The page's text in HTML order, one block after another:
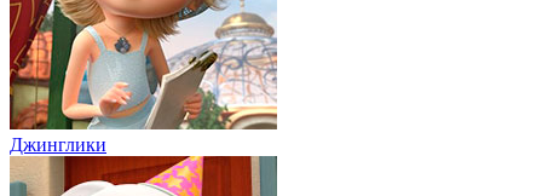
Джинглики